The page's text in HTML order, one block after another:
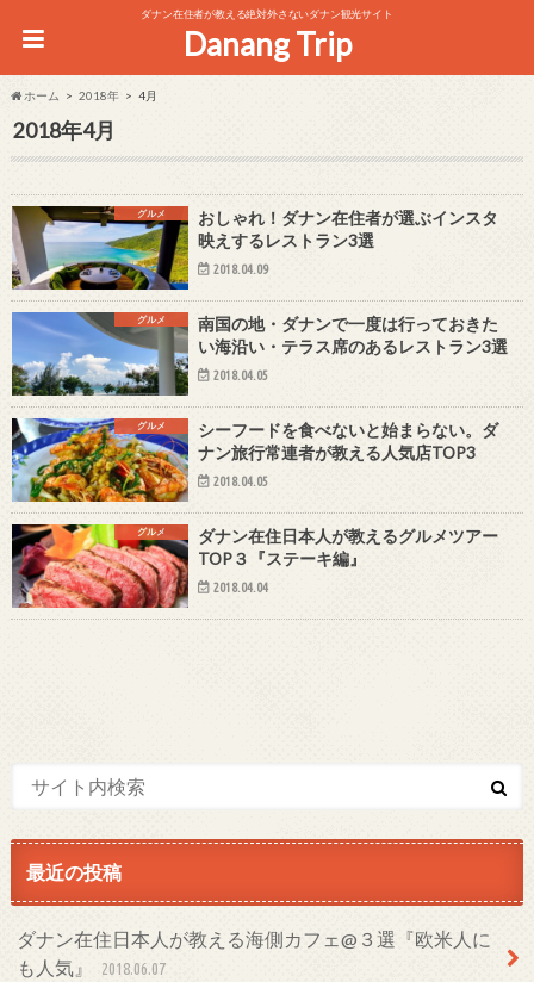
ダナン在住者が教える絶対外さないダナン観光サイト
Danang Trip
ホーム 2018年 4月
2018年4月
グルメ
おしゃれ！ダナン在住者が選ぶインスタ
映えするレストラン3選
2018.04.09
グルメ
南国の地・ダナンで一度は行っておきた
い海沿い・テラス席のあるレストラン3選
2018.04.05
グルメ
シーフードを食べないと始まらない。ダ
ナン旅行常連者が教える人気店TOP3
2018.04.05
グルメ
ダナン在住日本人が教えるグルメツアー
TOP３『ステーキ編』
2018.04.04
最近の投稿
ダナン在住日本人が教える海側カフェ@３選『欧米人に
も人気』
2018.06.07